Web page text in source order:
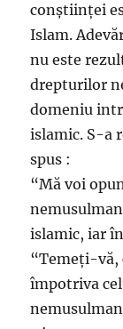
conștiinței
Islam.
nu este
drepturilor
domeniu
islamic. S-a
spus :
“Mă voi
islamic, iar
“Temeți-vă,
împotriva